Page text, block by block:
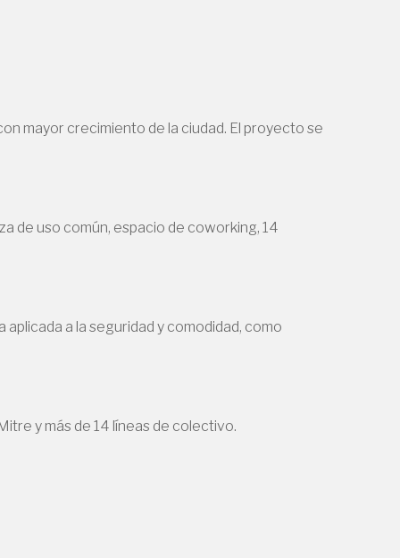
mayor crecimiento de la ciudad. El proyecto se
de uso común, espacio de coworking, 14
a la seguridad y comodidad, como
y más de 14 líneas de colectivo.